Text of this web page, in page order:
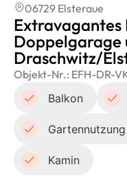
06729 Elsteraue
Extravagantes
Doppelgarage
Draschwitz/
Objekt-Nr.: EFH-DR-
Balkon
Gartennutzung
Kamin